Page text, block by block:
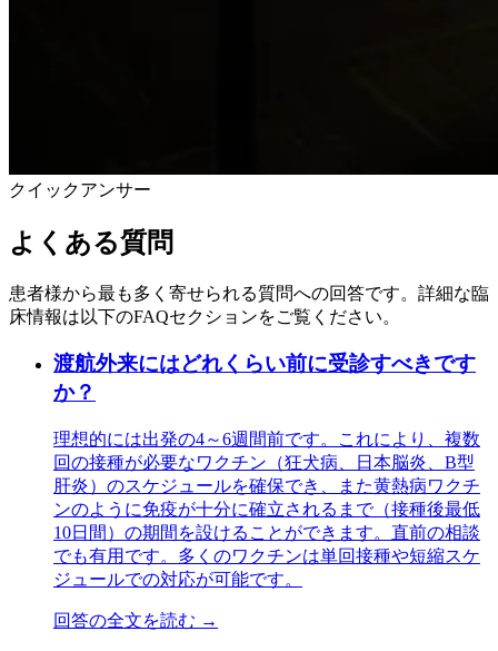
クイックアンサー
よくある質問
患者様から最も多く寄せられる質問への回答です。詳細な臨
床情報は以下のFAQセクションをご覧ください。
渡航外来にはどれくらい前に受診すべきです
か？
理想的には出発の4～6週間前です。これにより、複数
回の接種が必要なワクチン（狂犬病、日本脳炎、B型
肝炎）のスケジュールを確保でき、また黄熱病ワクチ
ンのように免疫が十分に確立されるまで（接種後最低
10日間）の期間を設けることができます。直前の相談
でも有用です。多くのワクチンは単回接種や短縮スケ
ジュールでの対応が可能です。
回答の全文を読む →